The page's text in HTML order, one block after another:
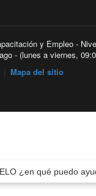
y Empleo -
- (lunes a viernes,
Mapa del sitio
¿en qué puedo